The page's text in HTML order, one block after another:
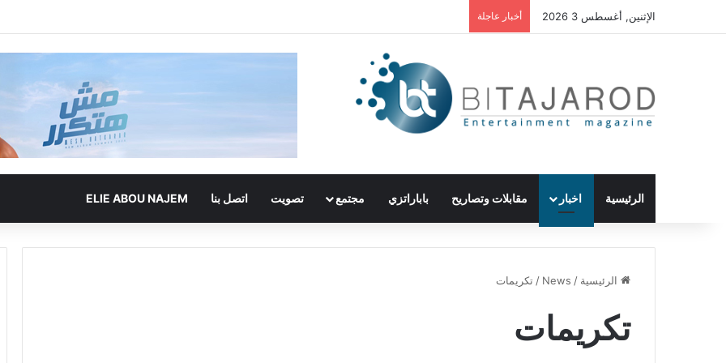
الإثنين, أغسطس 3 2026 أخبار عاجلة
الرئيسية اخبار مقابلات وتصاريح باباراتزي مجتمع تصويت اتصل بنا ELIE ABOU NAJEM
الرئيسية /
News
/ تكريمات
تكريمات